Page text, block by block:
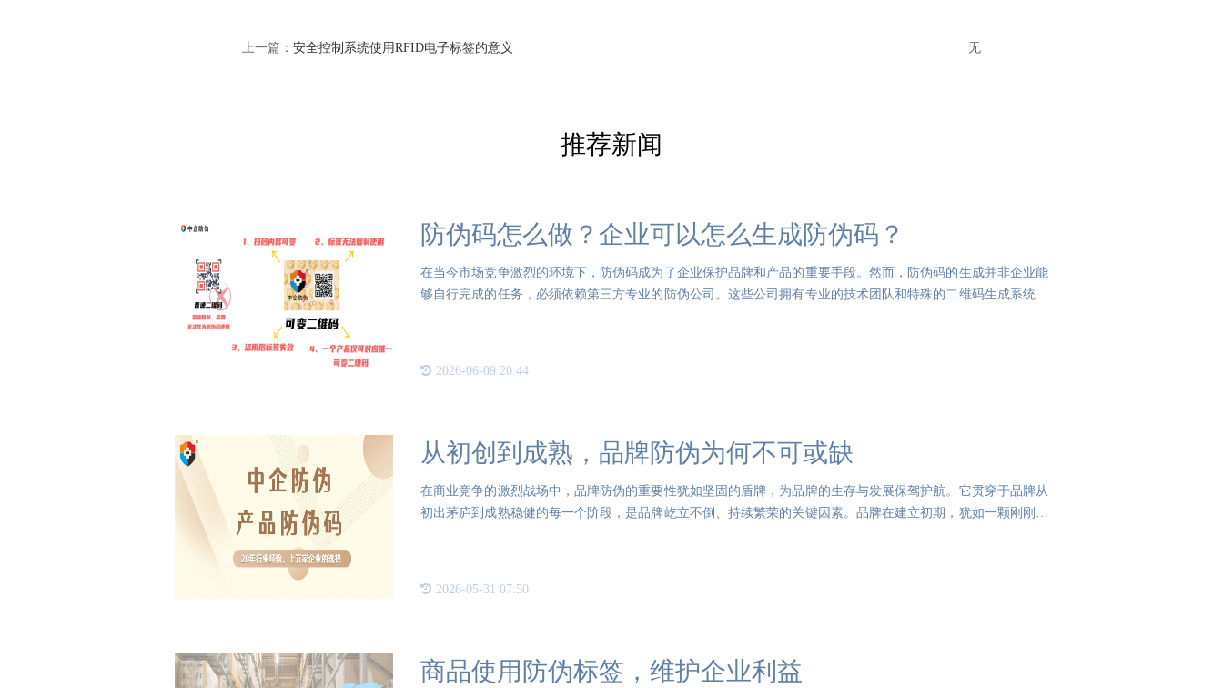
上一篇： 安全控制系统使用RFID电子标签的意义 无
推荐新闻
防伪码怎么做？企业可以怎么生成防伪码？
在当今市场竞争激烈的环境下，防伪码成为了企业保护品牌和产品的重要手段。然而，防伪码的生成并非企业能
够自行完成的任务，必须依赖第三方专业的防伪公司。这些公司拥有专业的技术团队和特殊的二维码生成系统，
2026-06-09 20:44
从初创到成熟，品牌防伪为何不可或缺
在商业竞争的激烈战场中，品牌防伪的重要性犹如坚固的盾牌，为品牌的生存与发展保驾护航。它贯穿于品牌从
初出茅庐到成熟稳健的每一个阶段，是品牌屹立不倒、持续繁荣的关键因素。品牌在建立初期，犹如一颗刚刚种
2026-05-31 07:50
商品使用防伪标签，维护企业利益